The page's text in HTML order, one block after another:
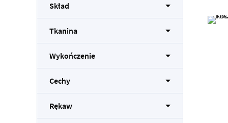
Skład
Tkanina
Wykończenie
Cechy
Rękaw